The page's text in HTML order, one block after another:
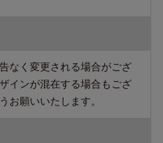
なく変更される場合がござ
インが混在する場合もござ
お願いいたします。